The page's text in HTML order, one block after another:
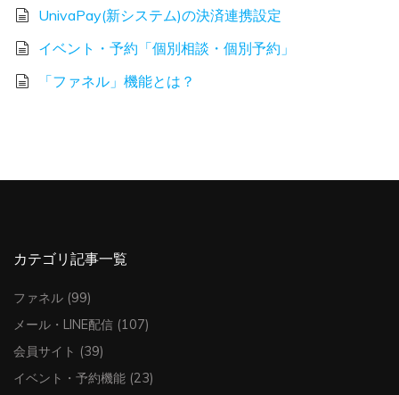
UnivaPay(新システム)の決済連携設定
イベント・予約「個別相談・個別予約」
「ファネル」機能とは？
カテゴリ記事一覧
ファネル (99)
メール・LINE配信 (107)
会員サイト (39)
イベント・予約機能 (23)